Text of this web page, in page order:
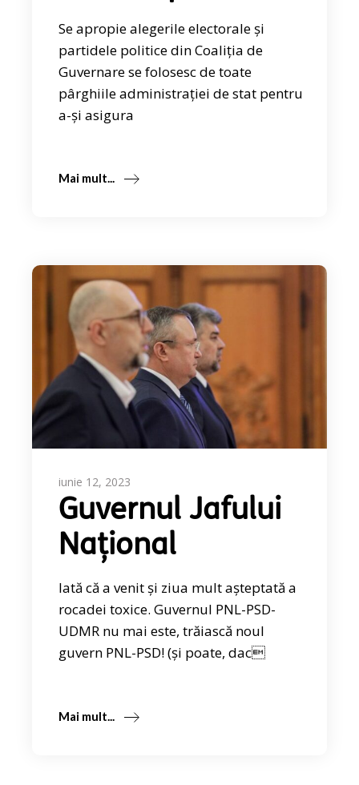
Se apropie alegerile electorale și
partidele politice din Coaliția de
Guvernare se folosesc de toate
pârghiile administrației de stat pentru
a-și asigura
Mai mult...
iunie 12, 2023
Guvernul Jafului
Național
Iată că a venit și ziua mult așteptată a
rocadei toxice. Guvernul PNL-PSD-
UDMR nu mai este, trăiască noul
guvern PNL-PSD! (și poate, dac
Mai mult...